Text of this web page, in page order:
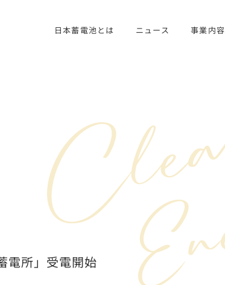
日本蓄電池とは ニュース 事業内容
電所」受電開始